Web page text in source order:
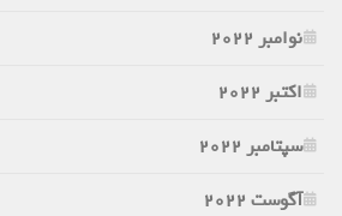
نوامبر 2022
اکتبر 2022
سپتامبر 2022
آگوست 2022